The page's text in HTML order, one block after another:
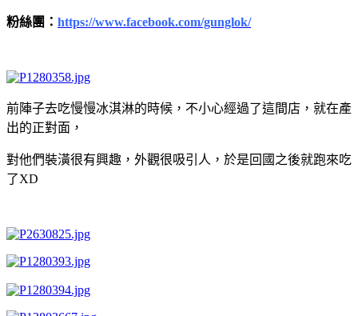
粉絲團： https://www.facebook.com/gunglok/
前陣子去吃慢慢冰淇淋的時候，不小心經過了這間店，就在產
出的正對面，
對他們裝潢很有興趣，外觀很吸引人，於是回國之後就跑來吃
了XD